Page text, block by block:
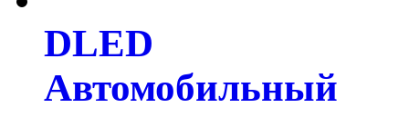
DLED
Автомобильный